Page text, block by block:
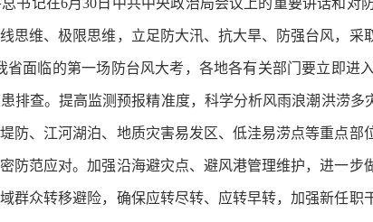
记在6月30日中共中央政治局会议上的重要讲话和对
思维、极限思维，立足防大汛、抗大旱、防强台风，采
省面临的第一场防台风大考，各地各有关部门要立即进
排查。提高监测预报精准度，科学分析风雨浪潮洪涝多
防、江河湖泊、地质灾害易发区、低洼易涝点等重点
防范应对。加强沿海避灾点、避风港管理维护，进一
群众转移避险，确保应转尽转、应转早转，加强新任